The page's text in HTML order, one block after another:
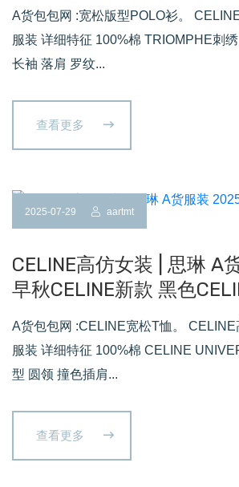
A货包包网 :宽松版型POLO衫。
服装 详细特征 100%棉 TRIOMPHE刺
长袖 落肩 罗纹...
查看更多
2025-07-29 aartmt
CELINE高仿女装 | 思琳 A
早秋CELINE新款 黑色
A货包包网 :CELINE宽松T恤。
服装 详细特征 100%棉 CELINE
型 圆领 撞色插肩...
查看更多